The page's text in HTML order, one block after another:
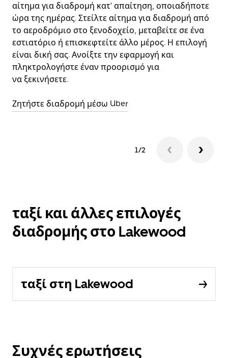
αίτημα για διαδρομή κατ' απαίτηση, οποιαδήποτε
ώρα της ημέρας. Στείλτε αίτημα για διαδρομή από
το αεροδρόμιο στο ξενοδοχείο, μεταβείτε σε ένα
εστιατόριο ή επισκεφτείτε άλλο μέρος. Η επιλογή
είναι δική σας. Ανοίξτε την εφαρμογή και
πληκτρολογήστε έναν προορισμό για
να ξεκινήσετε.
Ζητήστε διαδρομή μέσω Uber
1/2
ταξί και άλλες επιλογές
διαδρομής στο Lakewood
ταξί στη Lakewood
Συχνές ερωτήσεις